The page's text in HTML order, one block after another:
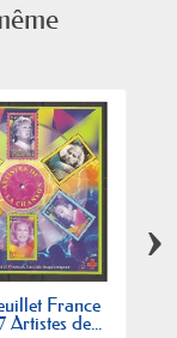
France
Artistes de...
›